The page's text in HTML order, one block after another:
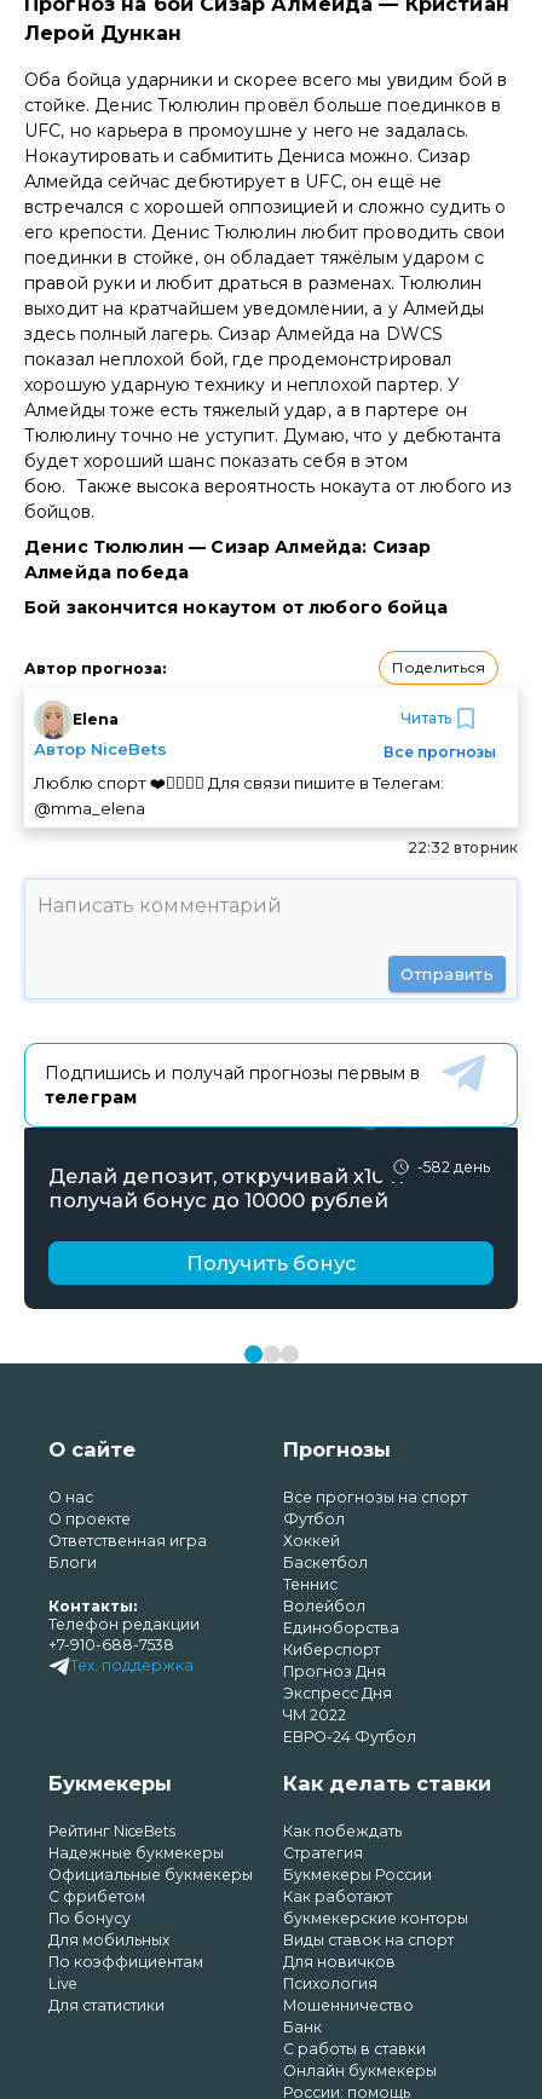
Лерой Дункан
Оба бойца ударники и скорее всего мы увидим бой в
стойке. Денис Тюлюлин провёл больше поединков в
UFC, но карьера в промоушне у него не задалась.
Нокаутировать и сабмитить Дениса можно. Сизар
Алмейда сейчас дебютирует в UFC, он ещё не
встречался с хорошей оппозицией и сложно судить о
его крепости. Денис Тюлюлин любит проводить свои
поединки в стойке, он обладает тяжёлым ударом с
правой руки и любит драться в разменах. Тюлюлин
выходит на кратчайшем уведомлении, а у Алмейды
здесь полный лагерь. Сизар Алмейда на DWCS
показал неплохой бой, где продемонстрировал
хорошую ударную технику и неплохой партер. У
Алмейды тоже есть тяжелый удар, а в партере он
Тюлюлину точно не уступит. Думаю, что у дебютанта
будет хороший шанс показать себя в этом
бою. Также высока вероятность нокаута от любого из
бойцов.
Денис Тюлюлин — Сизар Алмейда: Сизар
Алмейда победа
Бой закончится нокаутом от любого бойца
Автор прогноза: Поделиться
Elena
Автор NiceBets
Читать
Все прогнозы
Люблю спорт ❤️🏃‍♀️🚴‍♀️ Для связи пишите в Телегам:
@mma_elena
22:32 вторник
Отправить
Подпишись и получай прогнозы первым в
телеграм
-582 день
Делай депозит, откручивай х10 и
получай бонус до 10000 рублей
Получить бонус
О сайте
О нас
О проекте
Ответственная игра
Блоги
Контакты:
Телефон редакции
+7-910-688-7538
Тех. поддержка
Прогнозы
Все прогнозы на спорт
Футбол
Хоккей
Баскетбол
Теннис
Волейбол
Единоборства
Киберспорт
Прогноз Дня
Экспресс Дня
ЧМ 2022
ЕВРО-24 Футбол
Букмекеры
Рейтинг NiceBets
Надежные букмекеры
Официальные букмекеры
С фрибетом
По бонусу
Для мобильных
По коэффициентам
Live
Для статистики
Как делать ставки
Как побеждать
Стратегия
Букмекеры России
Как работают
букмекерские конторы
Виды ставок на спорт
Для новичков
Психология
Мошенничество
Банк
С работы в ставки
Онлайн букмекеры
России: помощь